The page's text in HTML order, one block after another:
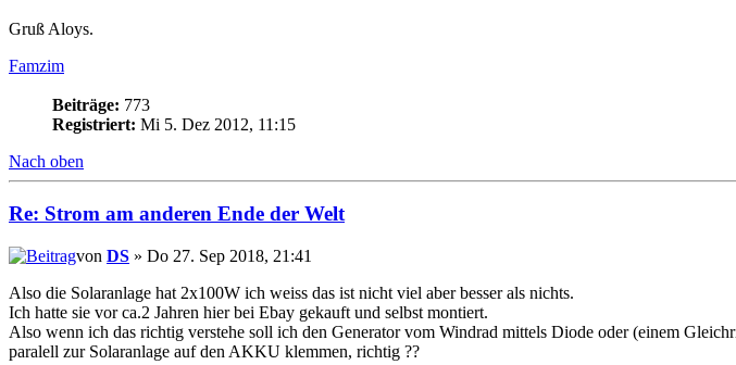
Gruß Aloys.
Famzim
Beiträge: 773
Registriert: Mi 5. Dez 2012, 11:15
Nach oben
Re: Strom am anderen Ende der Welt
von DS » Do 27. Sep 2018, 21:41
Also die Solaranlage hat 2x100W ich weiss das ist nicht viel aber besser als nichts.
Ich hatte sie vor ca.2 Jahren hier bei Ebay gekauft und selbst montiert.
Also wenn ich das richtig verstehe soll ich den Generator vom Windrad mittels Diode oder (einem
paralell zur Solaranlage auf den AKKU klemmen, richtig ??